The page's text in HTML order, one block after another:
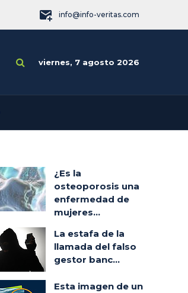
info@info-veritas.com
viernes, 7 agosto 2026
¿Es la
osteoporosis una
enfermedad de
mujeres...
La estafa de la
llamada del falso
gestor banc...
Esta imagen de un